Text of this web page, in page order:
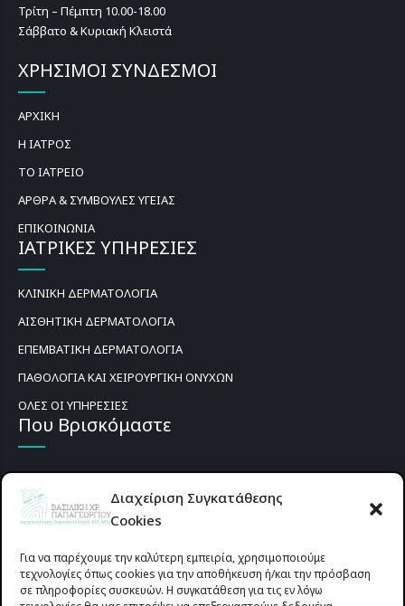
Διαχείριση Συγκατάθεσης
Cookies
Για να παρέχουμε την καλύτερη εμπειρία, χρησιμοποιούμε
τεχνολογίες όπως cookies για την αποθήκευση ή/και την πρόσβαση
σε πληροφορίες συσκευών. Η συγκατάθεση για τις εν λόγω
Τρίτη – Πέμπτη 10.00-18.00
Σάββατο & Κυριακή Κλειστά
ΧΡΗΣΙΜΟΙ ΣΥΝΔΕΣΜΟΙ
ΑΡΧΙΚΗ
Η ΙΑΤΡΟΣ
ΤΟ ΙΑΤΡΕΙΟ
ΑΡΘΡΑ & ΣΥΜΒΟΥΛΕΣ ΥΓΕΙΑΣ
ΕΠΙΚΟΙΝΩΝΙΑ
ΙΑΤΡΙΚΕΣ ΥΠΗΡΕΣΙΕΣ
ΚΛΙΝΙΚΗ ΔΕΡΜΑΤΟΛΟΓΙΑ
ΑΙΣΘΗΤΙΚΗ ΔΕΡΜΑΤΟΛΟΓΙΑ
ΕΠΕΜΒΑΤΙΚΗ ΔΕΡΜΑΤΟΛΟΓΙΑ
ΠΑΘΟΛΟΓΙΑ ΚΑΙ ΧΕΙΡΟΥΡΓΙΚΗ ΟΝΥΧΩΝ
ΟΛΕΣ ΟΙ ΥΠΗΡΕΣΙΕΣ
Που Βρισκόμαστε